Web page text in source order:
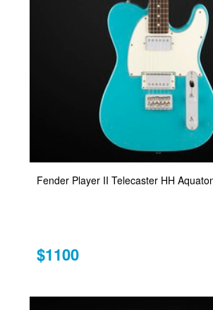
Fender Player II Telecaster HH
$1100